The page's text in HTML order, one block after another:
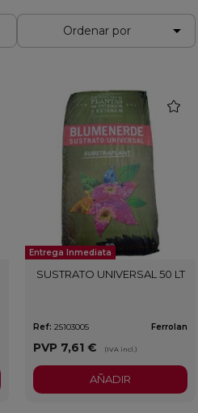
Ordenar por 
Entrega Inmediata
SUSTRATO UNIVERSAL 50 LT
Ref: 25103005 Ferrolan
PVP 7,61 € (IVA incl.)
AÑADIR